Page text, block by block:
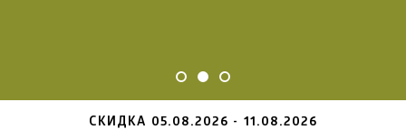
СКИДКА 05.08.2026 - 11.08.2026